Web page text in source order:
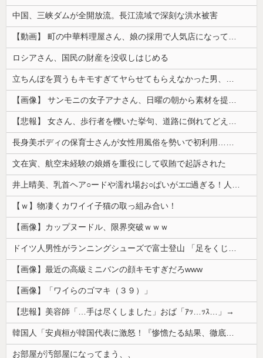
中国、三峡ダムが全開放流。長江流域で深刻な洪水被害
【動画】 町の中華料理屋さん、娘の採用で人気店になってしまう
ロシアさん、国民の財産を没収しはじめる
立ちんぼを買うもキモすぎてヤらせてもらえなかった男、代わりの足コキでまさかの大量身寸米青ｗｗｗ
【画像】 サンモニの女子アナさん、日曜の朝から素材を提供してしまう
【悲報】 女さん、歩行者を轢いた挙句、道路に倒れてどえらいことになってしまうw w w w w w w
長身美ボディの保育士さんが女性用風俗を勢いで初利用…子供に絶対見せられないメスの顔でイキまくり。
文在寅、航空未経験の娘婿を重役にして収賄で起訴された
井上晴美、乳首ヘア○ードや濡れ場お○ぱいがエ□過ぎる！人生最後のラスト写真集、最高！！
【ｗ】物凄くカワイイ子猫の取っ組み合い！
【画像】カップヌードル、限界突破ｗｗｗ
ドイツ人男性がランニングシューズで富士登山 「足をくじいて動けない」
【画像】最近の高級ミニバンの顔キモすぎだろwww
【画像】「ワイらのゴマキ（３９）」
【悲報】美容師「…手は尽くしました」おば「ｱｯ…ｯｽ…」→
韓国人「安貞桓が韓国代表に激怒！『惨憺たる結果、徹底的な刷新が必要だ』と監督や協会を痛烈批判」
お部屋が汚部屋になってまう、、